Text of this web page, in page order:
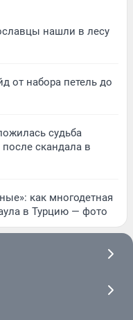
нашли в лесу
от набора петель до
судьба
скандала в
как многодетная
в Турцию — фото